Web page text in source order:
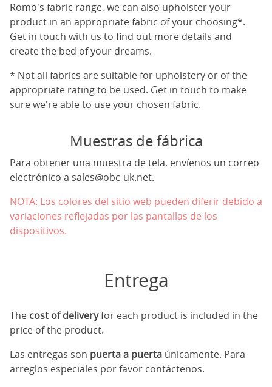
Romo's fabric range, we can also upholster your
product in an appropriate fabric of your choosing*.
Get in touch with us to find out more details and
create the bed of your dreams.
* Not all fabrics are suitable for upholstery or of the
appropriate rating to be used. Get in touch to make
sure we're able to use your chosen fabric.
Muestras de fábrica
Para obtener una muestra de tela, envíenos un correo
electrónico a sales@obc-uk.net.
NOTA: Los colores del sitio web pueden diferir debido a
variaciones reflejadas por las pantallas de los
dispositivos.
Entrega
The cost of deliveryfor each product is included in the
price of the product.
Las entregas son puerta a puerta únicamente. Para
arreglos especiales por favor contáctenos.